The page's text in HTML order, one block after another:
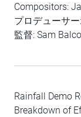
Compositors:
プロデューサ
監督: Sam
Rainfall Demo
Breakdown of